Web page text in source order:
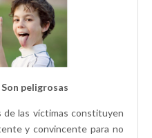
peligrosas
las víctimas constituyen
y convincente para no